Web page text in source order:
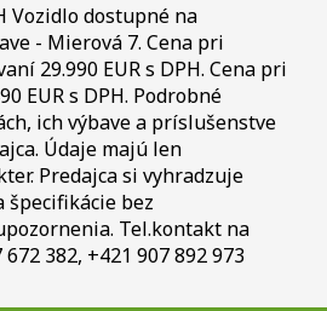
Vozidlo dostupné na
- Mierová 7. Cena pri
29.990 EUR s DPH. Cena pri
EUR s DPH. Podrobné
ich výbave a príslušenstve
Údaje majú len
Predajca si vyhradzuje
špecifikácie bez
Tel.kontakt na
382, +421 907 892 973